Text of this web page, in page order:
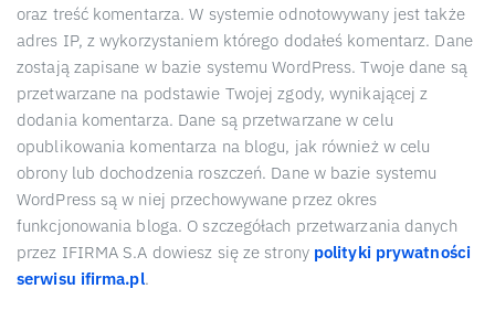
oraz treść komentarza. W systemie odnotowywany jest także
adres IP, z wykorzystaniem którego dodałeś komentarz. Dane
zostają zapisane w bazie systemu WordPress. Twoje dane są
przetwarzane na podstawie Twojej zgody, wynikającej z
dodania komentarza. Dane są przetwarzane w celu
opublikowania komentarza na blogu, jak również w celu
obrony lub dochodzenia roszczeń. Dane w bazie systemu
WordPress są w niej przechowywane przez okres
funkcjonowania bloga. O szczegółach przetwarzania danych
przez IFIRMA S.A dowiesz się ze strony polityki prywatności
serwisu ifirma.pl.